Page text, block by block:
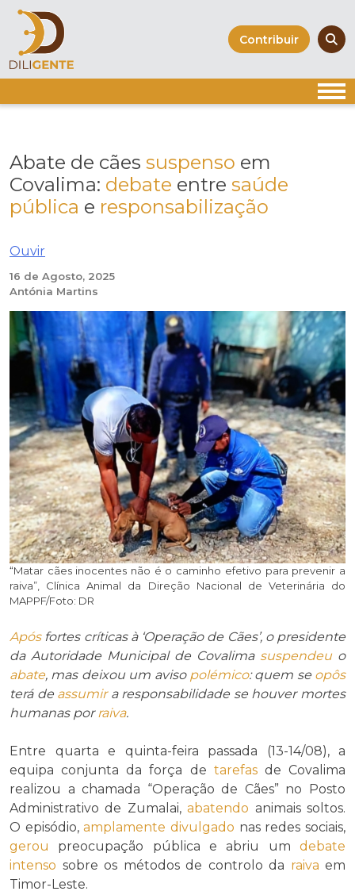
Skip
content
Contribuir
Abate de cães suspenso em
Covalima: debate entre saúde
pública e responsabilização
Ouvir
16 de Agosto, 2025
Antónia Martins
“Matar cães inocentes não é o caminho efetivo para prevenir a
raiva”, Clínica Animal da Direção Nacional de Veterinária do
MAPPF/Foto: DR
Apósfortes críticas à ‘Operação de Cães’, o presidente
da Autoridade Municipal de Covalima suspendeu o
abate, mas deixou um aviso polémico: quem se opôs
terá de assumira responsabilidade se houver mortes
humanas por raiva.
Entre quarta e quinta-feira passada (13-14/08), a
equipa conjunta da força de tarefasde Covalima
realizou a chamada “Operação de Cães” no Posto
Administrativo de Zumalai,abatendo animais soltos.
O episódio,amplamente divulgado nas redes sociais,
gerou
preocupação pública e abriu um debate
intenso sobre os métodos de controlo da raiva em
Timor-Leste.